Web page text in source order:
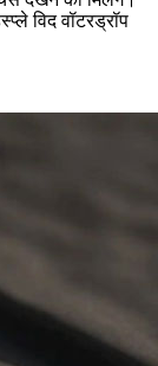
विद वॉटरड्रॉप